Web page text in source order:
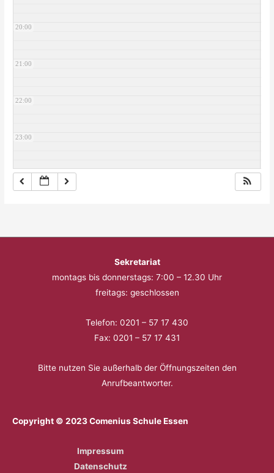
20:00
21:00
22:00
23:00
Sekretariat
montags bis donnerstags: 7:00 – 12.30 Uhr
freitags: geschlossen
Telefon: 0201 – 57 17 430
Fax: 0201 – 57 17 431
Bitte nutzen Sie außerhalb der Öffnungszeiten den
Anrufbeantworter.
Copyright © 2023 Comenius Schule Essen
Impressum
Datenschutz